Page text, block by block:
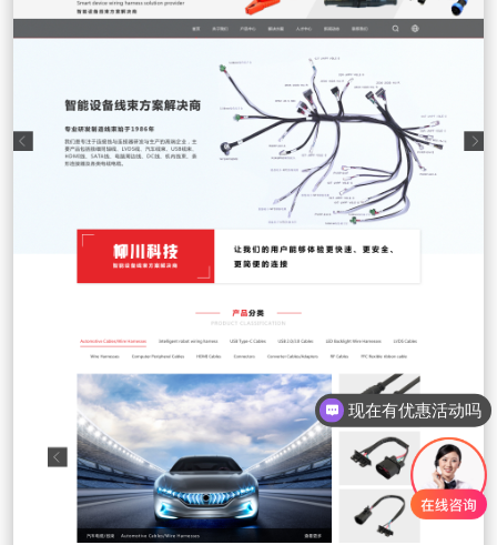
现在有优惠活动吗